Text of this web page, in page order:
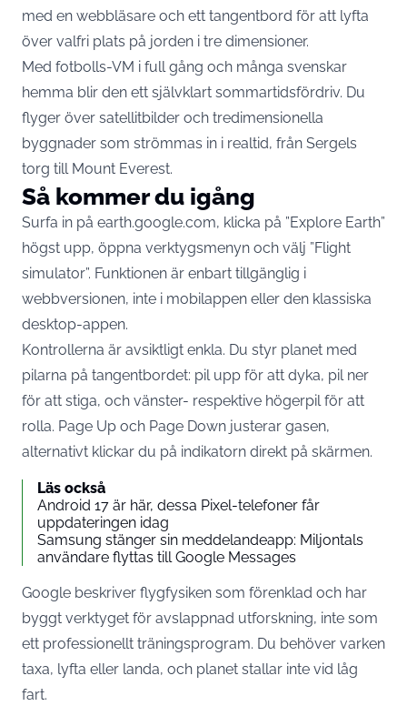
med en webbläsare och ett tangentbord för att lyfta
över valfri plats på jorden i tre dimensioner.
Med fotbolls-VM i full gång och många svenskar
hemma blir den ett självklart sommartidsfördriv. Du
flyger över satellitbilder och tredimensionella
byggnader som strömmas in i realtid, från Sergels
torg till Mount Everest.
Så kommer du igång
Surfa in på earth.google.com, klicka på ”Explore Earth”
högst upp, öppna verktygsmenyn och välj ”Flight
simulator”. Funktionen är enbart tillgänglig i
webbversionen, inte i mobilappen eller den klassiska
desktop-appen.
Kontrollerna är avsiktligt enkla. Du styr planet med
pilarna på tangentbordet: pil upp för att dyka, pil ner
för att stiga, och vänster- respektive högerpil för att
rolla. Page Up och Page Down justerar gasen,
alternativt klickar du på indikatorn direkt på skärmen.
Läs också
Android 17 är här, dessa Pixel-telefoner får
uppdateringen idag
Samsung stänger sin meddelandeapp: Miljontals
användare flyttas till Google Messages
Google beskriver flygfysiken som förenklad och har
byggt verktyget för avslappnad utforskning, inte som
ett professionellt träningsprogram. Du behöver varken
taxa, lyfta eller landa, och planet stallar inte vid låg
fart.